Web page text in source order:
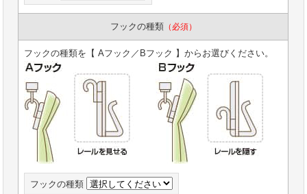
フックの種類（必須）
フックの種類を【 Aフック／Bフック 】からお選びください。
フックの種類